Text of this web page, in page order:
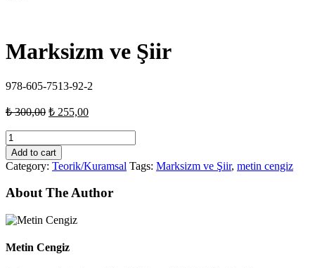
Marksizm ve Şiir
978-605-7513-92-2
₺300,00 ₺ 255,00
Marksizm
ve
Şiir
quantity
Add to cart
Category: Teorik/Kuramsal Tags: Marksizm ve Şiir, metin cengiz
About The Author
Metin Cengiz